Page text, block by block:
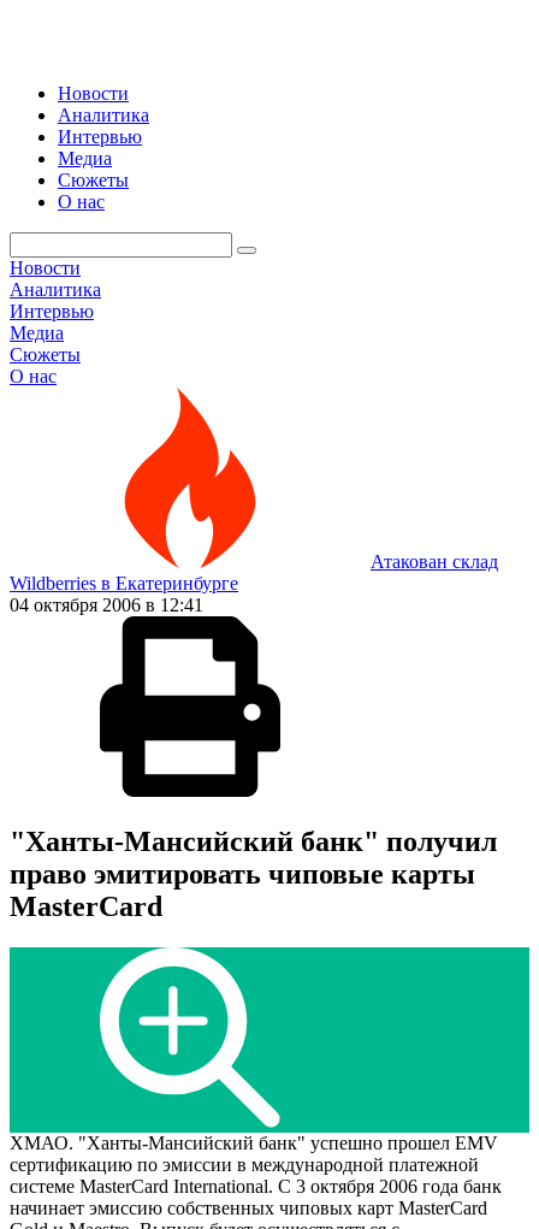
Новости
Аналитика
Интервью
Медиа
Сюжеты
О нас
Новости
Аналитика
Интервью
Медиа
Сюжеты
О нас
Атакован склад
Wildberries в Екатеринбурге
04 октября 2006 в 12:41
"Ханты-Мансийский банк" получил
право эмитировать чиповые карты
MasterCard
ХМАО. "Ханты-Мансийский банк" успешно прошел EMV
сертификацию по эмиссии в международной платежной
системе MasterCard International. С 3 октября 2006 года банк
начинает эмиссию собственных чиповых карт MasterCard